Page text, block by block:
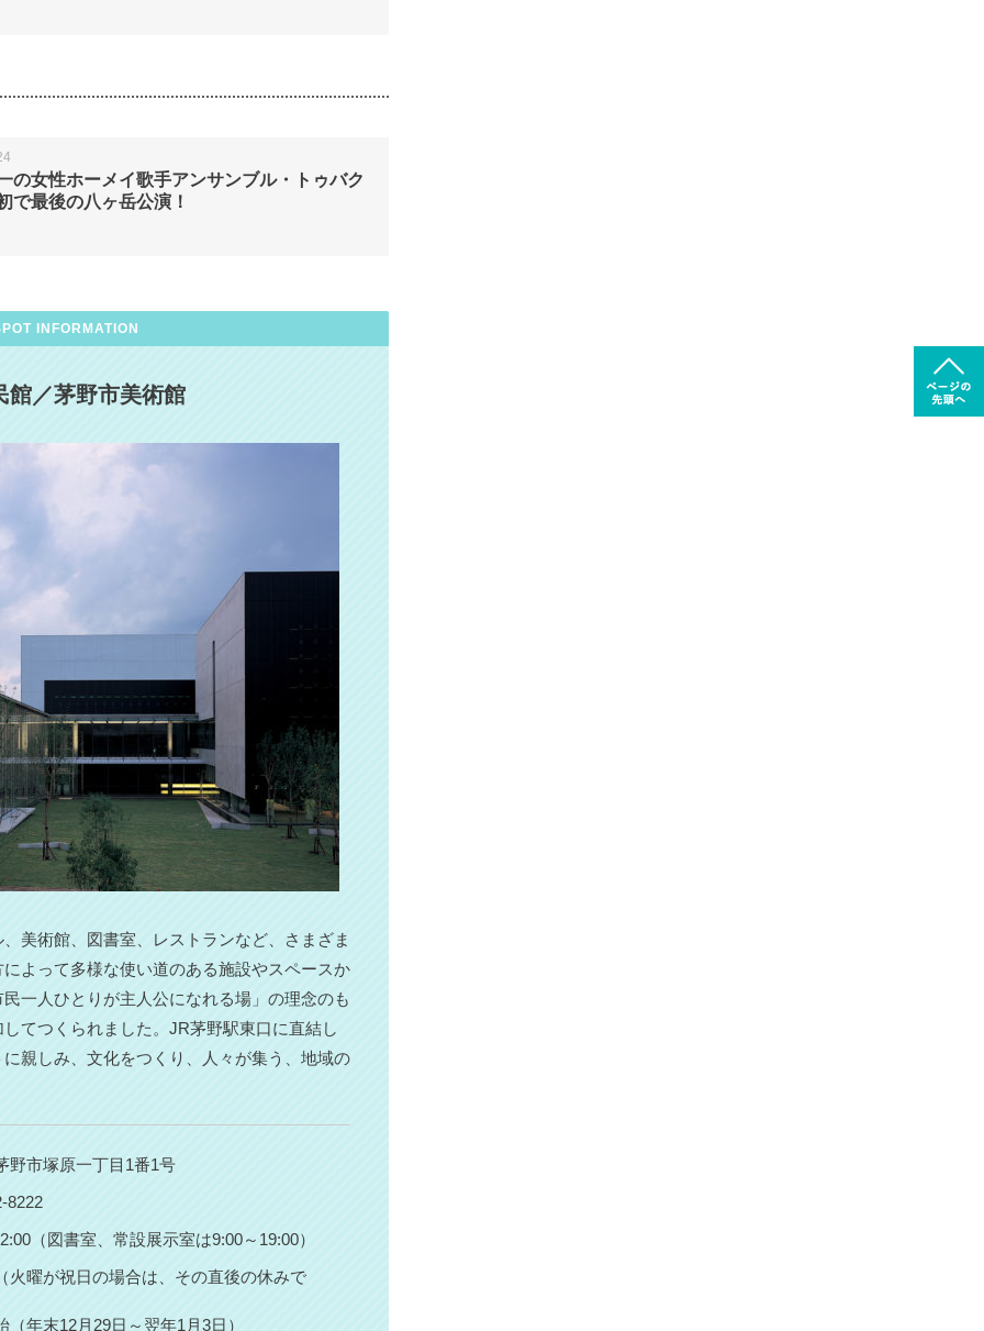
の女性ホーメイ歌手アンサンブル・トゥバク
で最後の八ヶ岳公演！
INFORMATION
館／茅野市美術館
美術館、図書室、レストランなど、さまざま
よって多様な使い道のある施設やスペースか
一人ひとりが主人公になれる場」の理念のも
てつくられました。JR茅野駅東口に直結し
親しみ、文化をつくり、人々が集う、地域の
野市塚原一丁目1番1号
8222
（図書室、常設展示室は9:00～19:00）
火曜が祝日の場合は、その直後の休みで
（年末12月29日～翌年1月3日）